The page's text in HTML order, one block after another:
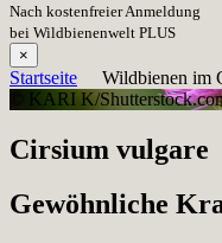
Nach kostenfreier Anmeldung
bei Wildbienenwelt PLUS
×
Startseite Wildbienen im
© KARI K/
Cirsium vulgare
Gewöhnliche